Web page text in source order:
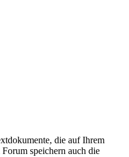
die auf Ihrem
speichern auch die